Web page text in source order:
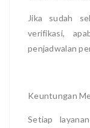
Jika sudah
verifikasi,
penjadwalan
Keuntungan
Setiap